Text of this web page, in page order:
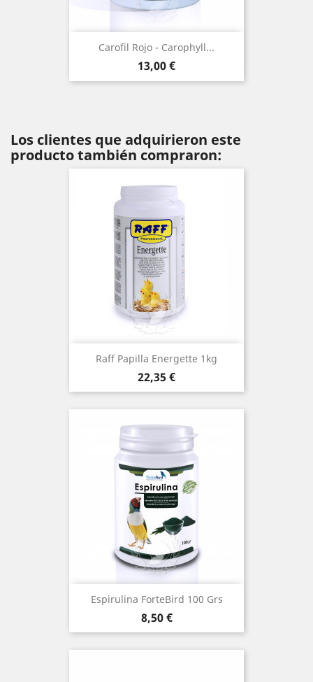
Carofil Rojo - Carophyll...
Precio
13,00 €
Los clientes que adquirieron este
producto también compraron:
Raff Papilla Energette 1kg
Precio
22,35 €
Espirulina ForteBird 100 Grs
Precio
8,50 €